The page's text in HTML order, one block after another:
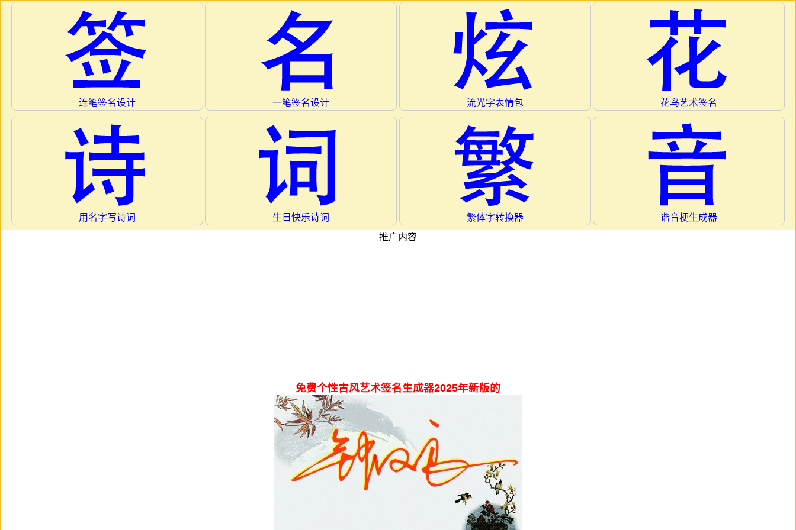
连笔签名设计 一笔签名设计 流光字表情包 花鸟艺术签名
用名字写诗词 生日快乐诗词 繁体字转换器
谐音梗生成器
推广内容
免费个性古风艺术签名生成器2025年新版的